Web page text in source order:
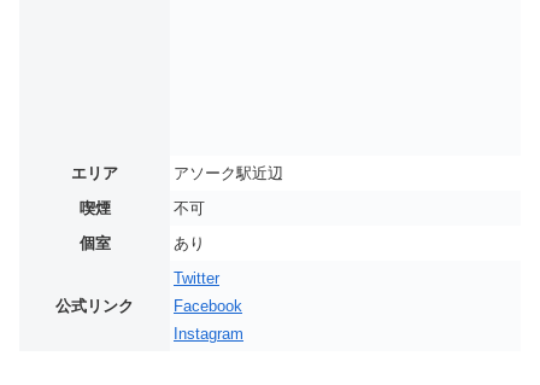
エリア
アソーク駅近辺
喫煙
不可
個室
あり
公式リンク
Twitter
Facebook
Instagram